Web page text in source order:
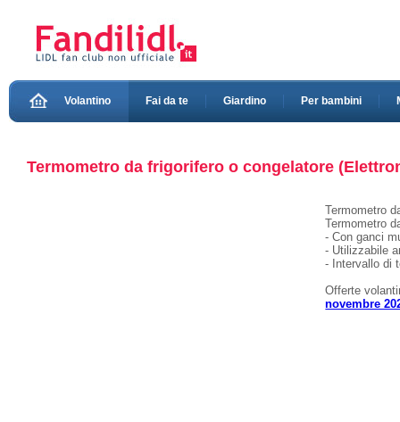
Volantino Fai da te Giardino Per bambini
Termometro da frigorifero o congelatore
Termometro
Termometro
- Con ganci
- Utilizzabile
- Intervallo di
Offerte
novembre